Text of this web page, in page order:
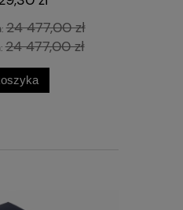
24 477,00 zł
24 477,00 zł